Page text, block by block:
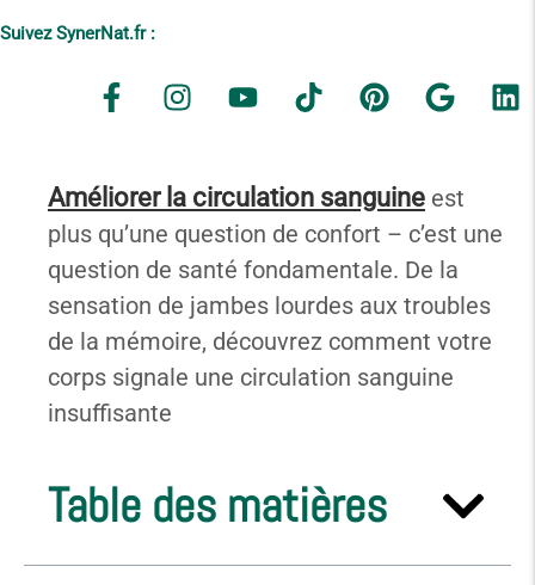
Suivez SynerNat.fr :
Améliorer la circulation sanguine est
plus qu’une question de confort – c’est une
question de santé fondamentale. De la
sensation de jambes lourdes aux troubles
de la mémoire, découvrez comment votre
corps signale une circulation sanguine
insuffisante
Table des matières